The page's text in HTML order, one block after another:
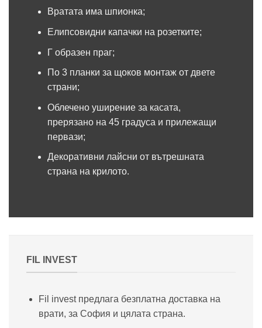
Вратата има шпионка;
Елипсовидни капачки на розетките;
Г образен праг;
По 3 планки за щоков монтаж от двете
страни;
Облечено уширение за касата,
прерязано на 45 градуса и прилежащи
первази;
Декоративни лайсни от вътрешната
страна на крилото.
FIL INVEST
Fil invest предлага безплатна доставка на
врати, за София и цялата страна.